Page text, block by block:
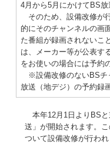
4月から5月にかけてBS放
そのため、設備改修が
的にそのチャンネルの画
た番組が録画されないこ
は、メーカー等が公表す
をお使いの場合には予約
※設備改修のないBSチ
放送（地デジ）の予約録
本年12月1日よりBSと
送」が開始されます。
ついて設備改修が行わ